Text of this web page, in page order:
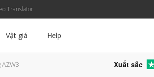
Translator
Vật giá Help
AZW3 Xuất sắc